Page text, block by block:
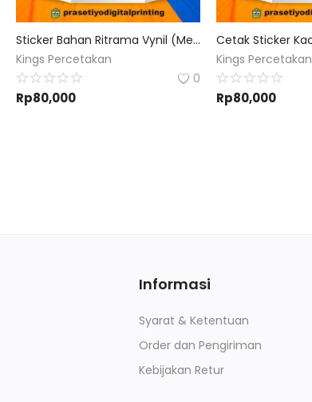
Sticker Bahan Ritrama Vynil (Meteran Laminasi Waterproof) Bisa Custome Design Dan Ukuran
Kings Percetakan
0
Rp80,000
Kings Percetakan
Rp80,000
Informasi
Syarat & Ketentuan
Order dan Pengiriman
Kebijakan Retur